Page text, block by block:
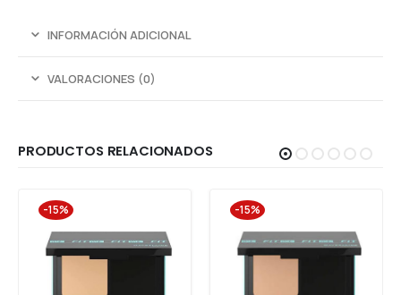
INFORMACIÓN ADICIONAL
VALORACIONES (0)
PRODUCTOS RELACIONADOS
-15% -15%